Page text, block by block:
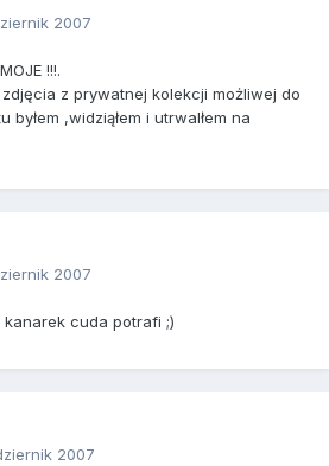
2007
!!!.
zdjęcia z prywatnej kolekcji możliwej do
,widziąłem i utrwalłem na
2007
kanarek cuda potrafi ;)
2007